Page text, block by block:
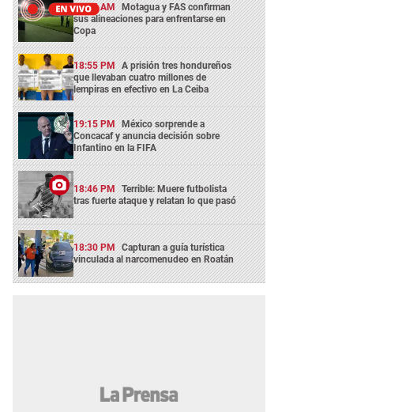
11:45 AM Motagua y FAS confirman
sus alineaciones para enfrentarse en
Copa
18:55 PM A prisión tres hondureños
que llevaban cuatro millones de
lempiras en efectivo en La Ceiba
19:15 PM México sorprende a
Concacaf y anuncia decisión sobre
Infantino en la FIFA
18:46 PM Terrible: Muere futbolista
tras fuerte ataque y relatan lo que pasó
18:30 PM Capturan a guía turística
vinculada al narcomenudeo en Roatán